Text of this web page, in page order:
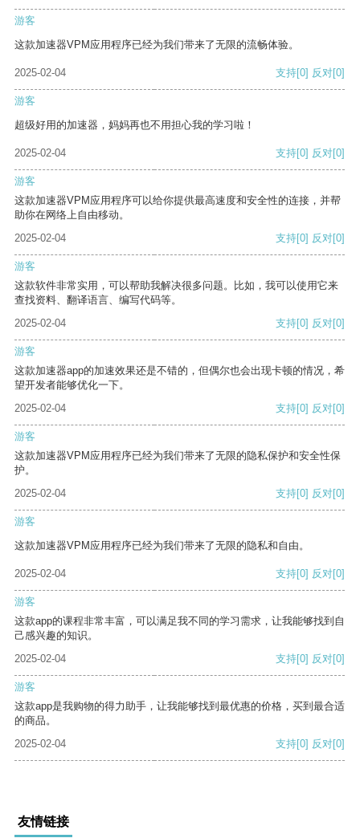
游客
这款加速器VPM应用程序已经为我们带来了无限的流畅体验。
2025-02-04 支持[0] 反对[0]
游客
超级好用的加速器，妈妈再也不用担心我的学习啦！
2025-02-04 支持[0] 反对[0]
游客
这款加速器VPM应用程序可以给你提供最高速度和安全性的连接，并帮
助你在网络上自由移动。
2025-02-04
支持[0] 反对[0]
游客
这款软件非常实用，可以帮助我解决很多问题。比如，我可以使用它来
查找资料、翻译语言、编写代码等。
2025-02-04
支持[0] 反对[0]
游客
这款加速器app的加速效果还是不错的，但偶尔也会出现卡顿的情况，希
望开发者能够优化一下。
2025-02-04
支持[0] 反对[0]
游客
这款加速器VPM应用程序已经为我们带来了无限的隐私保护和安全性保
护。
2025-02-04
支持[0] 反对[0]
游客
这款加速器VPM应用程序已经为我们带来了无限的隐私和自由。
2025-02-04 支持[0] 反对[0]
游客
这款app的课程非常丰富，可以满足我不同的学习需求，让我能够找到自
己感兴趣的知识。
2025-02-04
支持[0] 反对[0]
游客
这款app是我购物的得力助手，让我能够找到最优惠的价格，买到最合适
的商品。
2025-02-04
支持[0] 反对[0]
友情链接